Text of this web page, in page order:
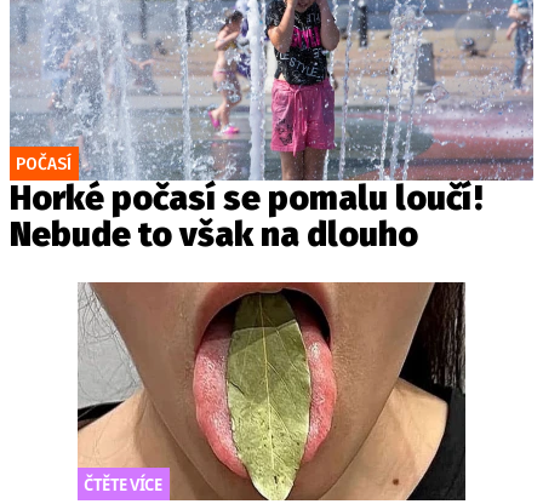
POČASÍ
Horké počasí se pomalu loučí!
Nebude to však na dlouho